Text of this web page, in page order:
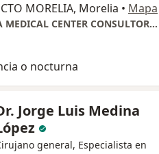
MORELIA, Morelia • Mapa
HOSPITAL VICTORIA MEDICAL CENTER CONSULTORIO 916-C
o nocturna
Jorge Luis Medina
general, Especialista en